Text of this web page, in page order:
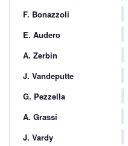
F. Bonazzoli
E. Audero
A. Zerbin
J. Vandeputte
G. Pezzella
A. Grassi
J. Vardy